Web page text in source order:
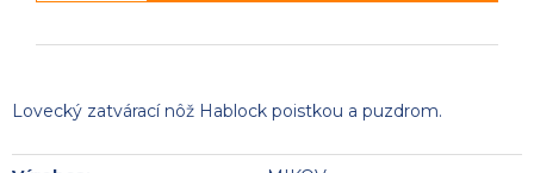
Lovecký zatvárací nôž Hablock poistkou a puzdrom.